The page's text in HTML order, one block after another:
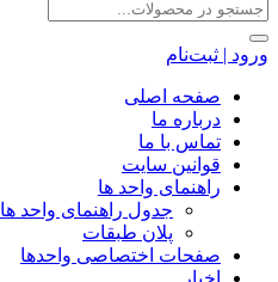
ورود | ثبت‌نام
صفحه اصلی
درباره ما
تماس با ما
قوانین سایت
راهنمای واحد ها
جدول راهنمای واحد ها
پلان طبقات
صفحات اختصاصی واحدها
اخبار